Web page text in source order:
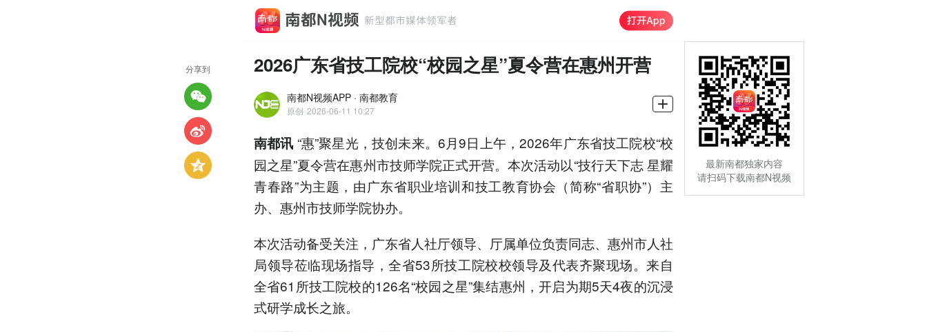
2026广东省技工院校“校园之星”夏令营在惠州开营
南都N视频APP · 南都教育
原创 2026-06-11 10:27
南都讯 “惠”聚星光，技创未来。6月9日上午，2026年广东省技工院校“校
园之星”夏令营在惠州市技师学院正式开营。本次活动以“技行天下志 星耀
青春路”为主题，由广东省职业培训和技工教育协会（简称“省职协”）主
办、惠州市技师学院协办。
本次活动备受关注，广东省人社厅领导、厅属单位负责同志、惠州市人社
局领导莅临现场指导，全省53所技工院校校领导及代表齐聚现场。来自
全省61所技工院校的126名“校园之星”集结惠州，开启为期5天4夜的沉浸
式研学成长之旅。
分享到
最新南都独家内容
请扫码下载南都N视频